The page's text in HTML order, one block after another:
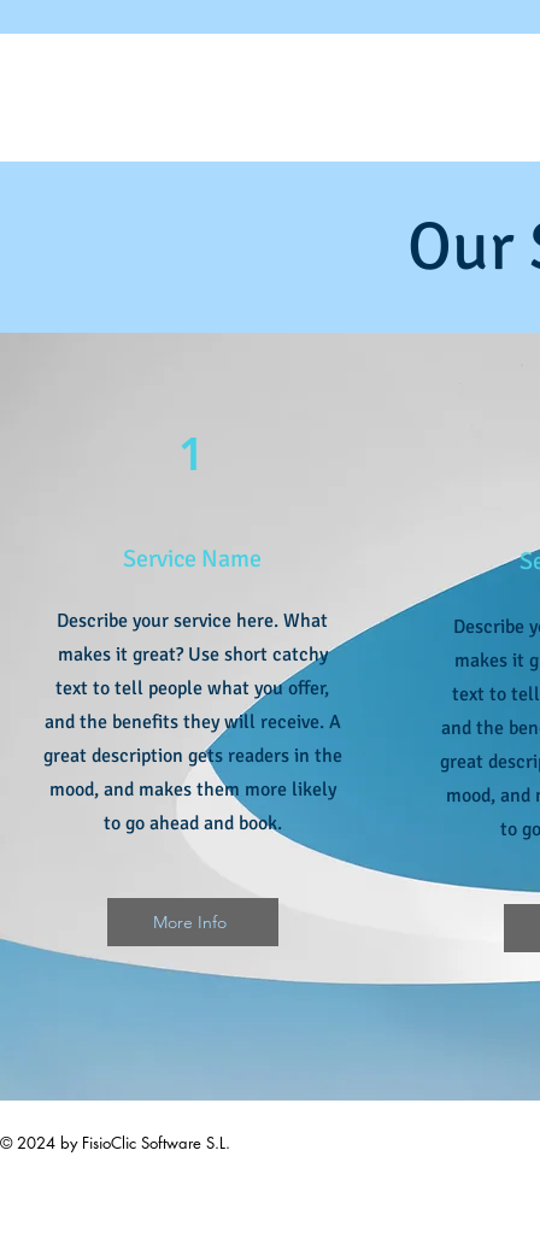
Our
1
Service Name
Describe your service here. What
makes it great? Use short catchy
text to tell people what you offer,
and the benefits they will receive. A
great description gets readers in the
mood, and makes them more likely
to go ahead and book.
More Info
Describe
makes it
text to tell
and the
great
mood,
to
© 2024 by FisioClic Software S.L.